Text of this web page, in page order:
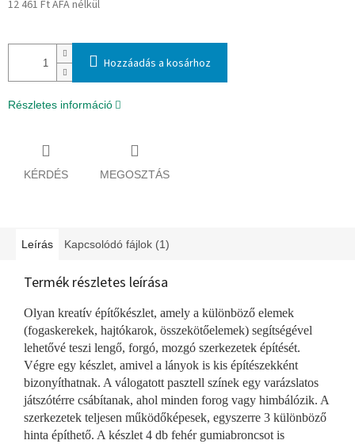
12 461 Ft ÁFA nélkül
Hozzáadás a kosárhoz
Részletes információ
KÉRDÉS MEGOSZTÁS
Leírás Kapcsolódó fájlok (1)
Termék részletes leírása
Olyan kreatív építőkészlet, amely a különböző elemek
(fogaskerekek, hajtókarok, összekötőelemek) segítségével
lehetővé teszi lengő, forgó, mozgó szerkezetek építését.
Végre egy készlet, amivel a lányok is kis építészekként
bizonyíthatnak. A válogatott pasztell színek egy varázslatos
játszótérre csábítanak, ahol minden forog vagy himbálózik. A
szerkezetek teljesen működőképesek, egyszerre 3 különböző
hinta építhető. A készlet 4 db fehér gumiabroncsot is